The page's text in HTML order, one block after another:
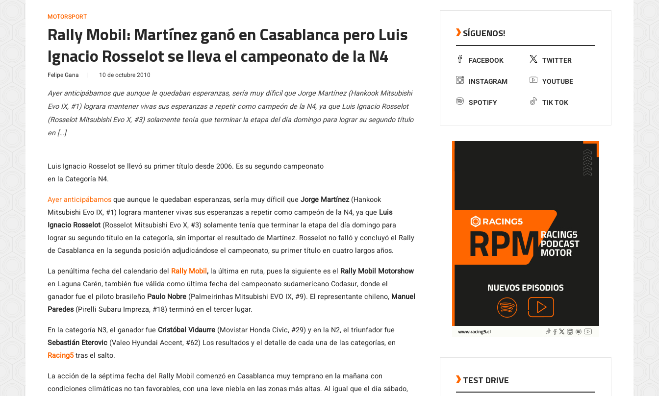
MOTORSPORT
Rally Mobil: Martínez ganó en Casablanca pero Luis
Ignacio Rosselot se lleva el campeonato de la N4
Felipe Gana | 10 de octubre 2010
Ayer anticipábamos que aunque le quedaban esperanzas, sería muy díficil que Jorge Martínez (Hankook Mitsubishi
Evo IX, #1) lograra mantener vivas sus esperanzas a repetir como campeón de la N4, ya que Luis Ignacio Rosselot
(Rosselot Mitsubishi Evo X, #3) solamente tenía que terminar la etapa del día domingo para lograr su segundo título
en […]
Luis Ignacio Rosselot se llevó su primer título desde 2006. Es su segundo campeonato
en la Categoría N4.
Ayeranticipábamosque aunque le quedaban esperanzas, sería muy díficil que Jorge Martínez(Hankook
Mitsubishi Evo IX, #1) lograra mantener vivas sus esperanzas a repetir como campeón de la N4, ya que Luis
Ignacio Rosselot (Rosselot Mitsubishi Evo X, #3) solamente tenía que terminar la etapa del día domingo para
lograr su segundo título en la categoría, sin importar el resultado de Martínez. Rosselot no falló y concluyó el Rally
de Casablanca en la segunda posición adjudicándose el campeonato, su primer título en cuatro largos años.
La penúltima fecha del calendario del Rally Mobil, la última en ruta, pues la siguiente es el Rally Mobil Motorshow
en Laguna Carén, también fue válida como última fecha del campeonato sudamericano Codasur, donde el
ganador fue el piloto brasileño Paulo Nobre (Palmeirinhas Mitsubishi EVO IX, #9). El representante chileno, Manuel
Paredes(Pirelli Subaru Impreza, #18) terminó en el tercer lugar.
En la categoría N3, el ganador fue Cristóbal Vidaurre (Movistar Honda Civic, #29) y en la N2, el triunfador fue
Sebastián Eterovic (Valeo Hyundai Accent, #62) Los resultados y el detalle de cada una de las categorías, en
Racing5tras el salto.
La acción de la séptima fecha del Rally Mobil comenzó en Casablanca muy temprano en la mañana con
condiciones climáticas no tan favorables, con una leve niebla en las zonas más altas. Al igual que el día sábado,
SÍGUENOS!
FACEBOOK TWITTER
INSTAGRAM YOUTUBE
SPOTIFY TIK TOK
TEST DRIVE